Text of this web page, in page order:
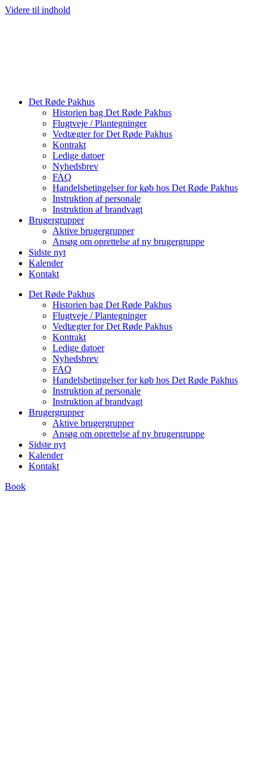
Videre til indhold
Det Røde Pakhus
Historien bag Det Røde Pakhus
Flugtveje / Plantegninger
Vedtægter for Det Røde Pakhus
Kontrakt
Ledige datoer
Nyhedsbrev
FAQ
Handelsbetingelser for køb hos Det Røde Pakhus
Instruktion af personale
Instruktion af brandvagt
Brugergrupper
Aktive brugergrupper
Ansøg om oprettelse af ny brugergruppe
Sidste nyt
Kalender
Kontakt
Det Røde Pakhus
Historien bag Det Røde Pakhus
Flugtveje / Plantegninger
Vedtægter for Det Røde Pakhus
Kontrakt
Ledige datoer
Nyhedsbrev
FAQ
Handelsbetingelser for køb hos Det Røde Pakhus
Instruktion af personale
Instruktion af brandvagt
Brugergrupper
Aktive brugergrupper
Ansøg om oprettelse af ny brugergruppe
Sidste nyt
Kalender
Kontakt
Book